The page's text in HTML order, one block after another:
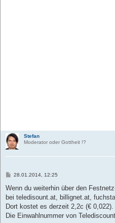
Stefan
Moderator oder Gottheit !?
B
i
r
a
28.01.2014, 12:25
Wenn du weiterhin über den
bei teledisount.at, billignet.at,
Dort kostet es derzeit 2,2c (€ 0,022).
Die Einwahlnummer von